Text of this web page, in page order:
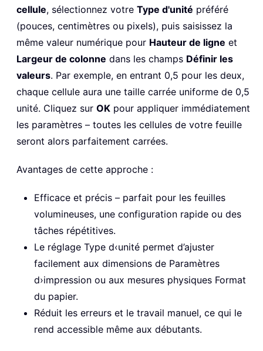
cellule, sélectionnez votre Type d'unité préféré
(pouces, centimètres ou pixels), puis saisissez la
même valeur numérique pour Hauteur de ligne et
Largeur de colonne dans les champs Définir les
valeurs. Par exemple, en entrant 0,5 pour les deux,
chaque cellule aura une taille carrée uniforme de 0,5
unité. Cliquez sur OK pour appliquer immédiatement
les paramètres – toutes les cellules de votre feuille
seront alors parfaitement carrées.
Avantages de cette approche :
Efficace et précis – parfait pour les feuilles
volumineuses, une configuration rapide ou des
tâches répétitives.
Le réglage Type d‹unité permet d’ajuster
facilement aux dimensions de Paramètres
d›impression ou aux mesures physiques Format
du papier.
Réduit les erreurs et le travail manuel, ce qui le
rend accessible même aux débutants.